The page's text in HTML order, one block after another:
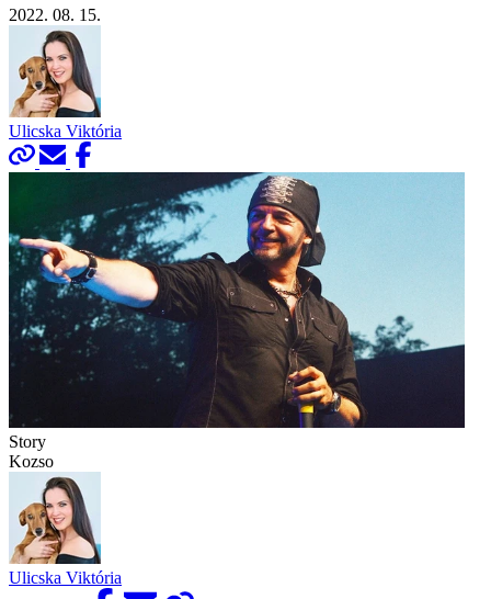
2022. 08. 15.
Ulicska Viktória
Story
Kozso
Ulicska Viktória